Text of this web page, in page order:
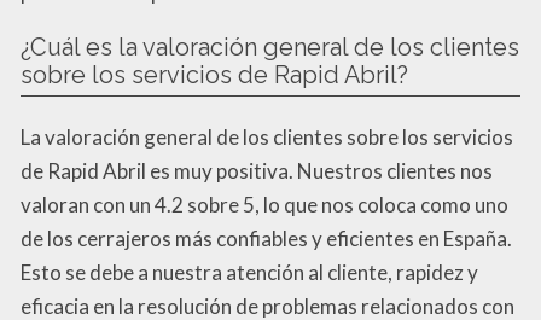
¿Cuál es la valoración general de los clientes
sobre los servicios de Rapid Abril?
La valoración general de los clientes sobre los servicios
de Rapid Abril es muy positiva. Nuestros clientes nos
valoran con un 4.2 sobre 5, lo que nos coloca como uno
de los cerrajeros más confiables y eficientes en España.
Esto se debe a nuestra atención al cliente, rapidez y
eficacia en la resolución de problemas relacionados con